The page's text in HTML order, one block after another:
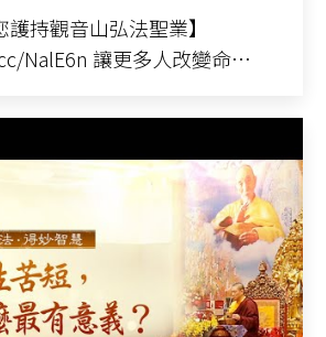
護持觀音山弘法聖業】
NalE6n 讓更多人改變命…